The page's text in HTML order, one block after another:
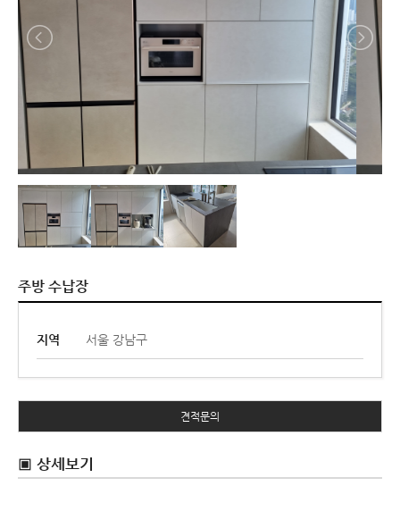
주방 수납장
지역 서울 강남구
견적문의
▣ 상세보기